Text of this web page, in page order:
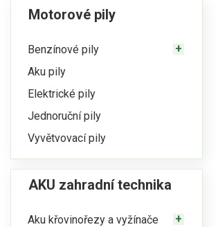
Motorové pily
Benzínové pily
Aku pily
Elektrické pily
Jednoruční pily
Vyvětvovací pily
AKU zahradní technika
Aku křovinořezy a vyžínače